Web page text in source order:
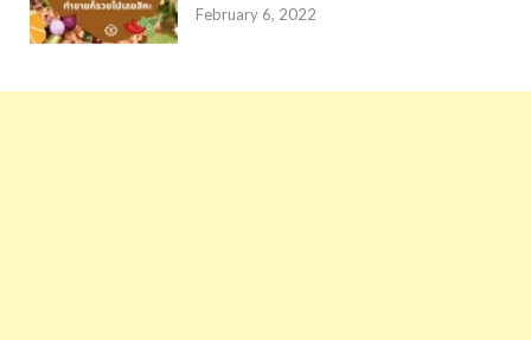
February 6, 2022